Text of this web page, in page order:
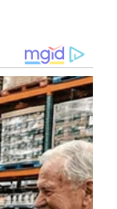
Palmeiras,
Paulo e duas